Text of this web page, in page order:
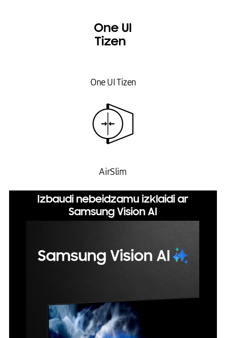
One UI Tizen
AirSlim
Izbaudi nebeidzamu izklaidi ar
Samsung Vision AI